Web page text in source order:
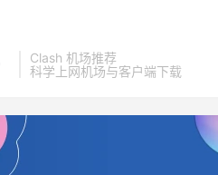
Clash 机场推荐
科学上网机场与客户端下载